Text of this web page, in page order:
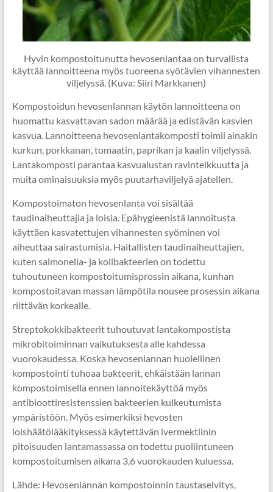
Hyvin kompostoitunutta hevosenlantaa on turvallista
käyttää lannoitteena myös tuoreena syötävien vihannesten
viljelyssä. (Kuva: Siiri Markkanen)
Kompostoidun hevosenlannan käytön lannoitteena on
huomattu kasvattavan sadon määrää ja edistävän kasvien
kasvua. Lannoitteena hevosenlantakomposti toimii ainakin
kurkun, porkkanan, tomaatin, paprikan ja kaalin viljelyssä.
Lantakomposti parantaa kasvualustan ravinteikkuutta ja
muita ominaisuuksia myös puutarhaviljelyä ajatellen.
Kompostoimaton hevosenlanta voi sisältää
taudinaiheuttajia ja loisia. Epähygieenistä lannoitusta
käyttäen kasvatettujen vihannesten syöminen voi
aiheuttaa sairastumisia. Haitallisten taudinaiheuttajien,
kuten salmonella- ja kolibakteerien on todettu
tuhoutuneen kompostoitumisprossin aikana, kunhan
kompostoitavan massan lämpötila nousee prosessin aikana
riittävän korkealle.
Streptokokkibakteerit tuhoutuvat lantakompostista
mikrobitoiminnan vaikutuksesta alle kahdessa
vuorokaudessa. Koska hevosenlannan huolellinen
kompostointi tuhoaa bakteerit, ehkäistään lannan
kompostoimisella ennen lannoitekäyttöä myös
antibioottiresistenssien bakteerien kulkeutumista
ympäristöön. Myös esimerkiksi hevosten
loishäätölääkityksessä käytettävän ivermektiinin
pitoisuuden lantamassassa on todettu puoliintuneen
kompostoitumisen aikana 3,6 vuorokauden kuluessa.
Lähde: Hevosenlannan kompostoinnin taustaselvitys,